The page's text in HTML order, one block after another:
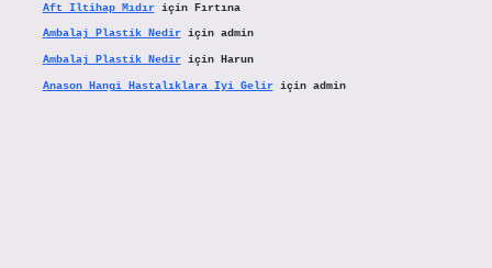
Aft Iltihap Mıdıriçin Fırtına
Ambalaj Plastik Nediriçin admin
Ambalaj Plastik Nediriçin Harun
Anason Hangi Hastalıklara Iyi Geliriçin admin